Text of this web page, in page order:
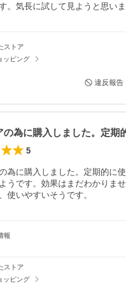
。気長に試して見ようと思いま
ストア
ッピング
違反報告
5
為に購入しました。定期的に
うです。効果はまだわかりま
使いやすいそうです。
報
ストア
ッピング